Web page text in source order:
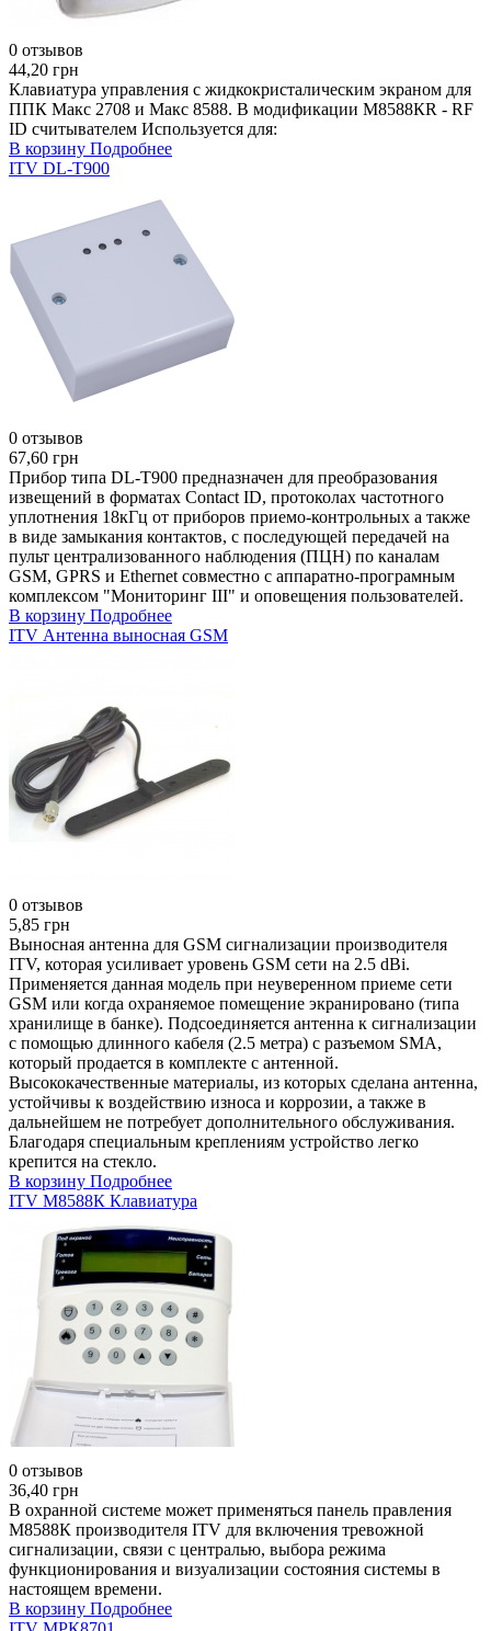
0 отзывов
44,20 грн
Клавиатура управления с жидкокристалическим экраном для
ППК Макс 2708 и Макс 8588. В модификации М8588КR - RF
ID считывателем Используется для:
В корзину Подробнее
ITV DL-T900
0 отзывов
67,60 грн
Прибор типа DL-T900 предназначен для преобразования
извещений в форматах Contact ID, протоколах частотного
уплотнения 18кГц от приборов приемо-контрольных а также
в виде замыкания контактов, с последующей передачей на
пульт централизованного наблюдения (ПЦН) по каналам
GSM, GPRS и Ethernet совместно с аппаратно-програмным
комплексом "Мониторинг III" и оповещения пользователей.
В корзину Подробнее
ITV Антенна выносная GSM
0 отзывов
5,85 грн
Выносная антенна для GSM сигнализации производителя
ITV, которая усиливает уровень GSM сети на 2.5 dBi.
Применяется данная модель при неуверенном приеме сети
GSM или когда охраняемое помещение экранировано (типа
хранилище в банке). Подсоединяется антенна к сигнализации
с помощью длинного кабеля (2.5 метра) с разъемом SMA,
который продается в комплекте с антенной.
Высококачественные материалы, из которых сделана антенна,
устойчивы к воздействию износа и коррозии, а также в
дальнейшем не потребует дополнительного обслуживания.
Благодаря специальным креплениям устройство легко
крепится на стекло.
В корзину Подробнее
ITV М8588К Клавиатура
0 отзывов
36,40 грн
В охранной системе может применяться панель правления
М8588К производителя ITV для включения тревожной
сигнализации, связи с централью, выбора режима
функционирования и визуализации состояния системы в
настоящем времени.
В корзину Подробнее